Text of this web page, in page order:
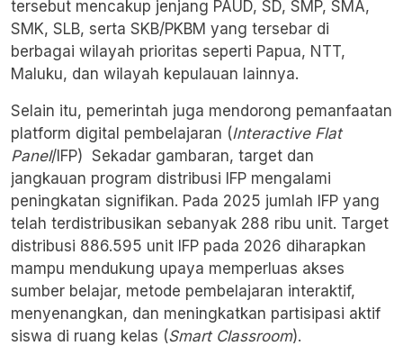
tersebut mencakup jenjang PAUD, SD, SMP, SMA,
SMK, SLB, serta SKB/PKBM yang tersebar di
berbagai wilayah prioritas seperti Papua, NTT,
Maluku, dan wilayah kepulauan lainnya.
Selain itu, pemerintah juga mendorong pemanfaatan
platform digital pembelajaran (Interactive Flat
Panel/IFP) Sekadar gambaran, target dan
jangkauan program distribusi IFP mengalami
peningkatan signifikan. Pada 2025 jumlah IFP yang
telah terdistribusikan sebanyak 288 ribu unit. Target
distribusi 886.595 unit IFP pada 2026 diharapkan
mampu mendukung upaya memperluas akses
sumber belajar, metode pembelajaran interaktif,
menyenangkan, dan meningkatkan partisipasi aktif
siswa di ruang kelas (Smart Classroom).